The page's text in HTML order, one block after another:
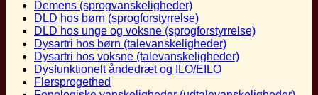
Demens (sprogvanskeligheder)
DLD hos børn (sprogforstyrrelse)
DLD hos unge og voksne (sprogforstyrrelse)
Dysartri hos børn (talevanskeligheder)
Dysartri hos voksne (talevanskeligheder)
Dysfunktionelt åndedræt og ILO/EILO
Flersprogethed